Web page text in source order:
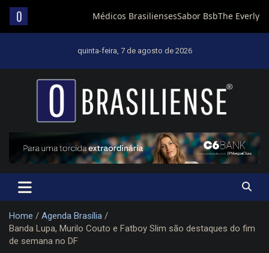
quinta-feira, 7 de agosto de 2026
Um diário de notícias que trabalha por Brasília
Home
Agenda Brasília
Banda Lupa, Murilo Couto e Fatboy Slim são destaques do fim
de semana no DF